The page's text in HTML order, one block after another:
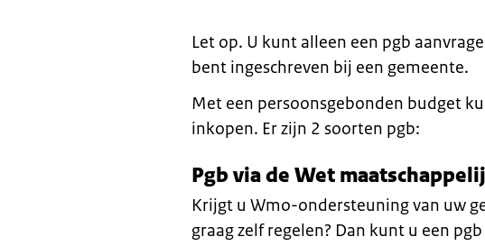
Let op. U kunt alleen een pgb
bent ingeschreven bij een gemeente.
Met een persoonsgebonden budget
inkopen. Er zijn 2 soorten pgb:
Pgb via de Wet
Krijgt u Wmo-ondersteuning van uw
graag zelf regelen? Dan kunt u een